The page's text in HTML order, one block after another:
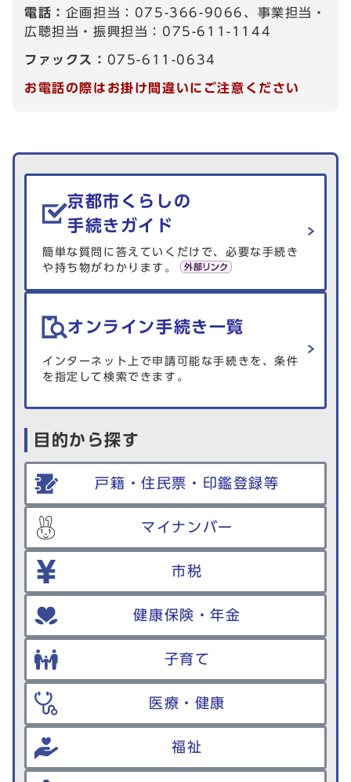
電話： 企画担当：075-366-9066、事業担当・
広聴担当・振興担当：075-611-1144
ファックス： 075-611-0634
お電話の際はお掛け間違いにご注意ください
生活情報を探す
京都市くらしの
手続きガイド
簡単な質問に答えていくだけで、必要な手続き
や持ち物がわかります。
オンライン手続き一覧
インターネット上で申請可能な手続きを、条件
を指定して検索できます。
目的から探す
戸籍・住民票・印鑑登録等
マイナンバー
市税
健康保険・年金
子育て
医療・健康
福祉